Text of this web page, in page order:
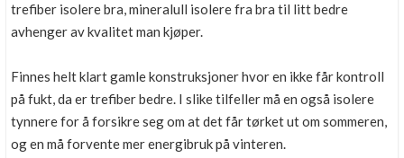
trefiber isolere bra, mineralull isolere fra bra til litt bedre
avhenger av kvalitet man kjøper.
Finnes helt klart gamle konstruksjoner hvor en ikke får kontroll
på fukt, da er trefiber bedre. I slike tilfeller må en også isolere
tynnere for å forsikre seg om at det får tørket ut om sommeren,
og en må forvente mer energibruk på vinteren.